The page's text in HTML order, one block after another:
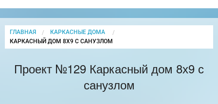
ГЛАВНАЯ
КАРКАСНЫЕ ДОМА
CURRENT:
КАРКАСНЫЙ ДОМ 8Х9 С САНУЗЛОМ
Проект №129 Каркасный дом 8х9 с
санузлом